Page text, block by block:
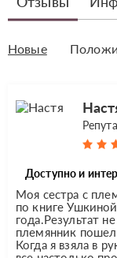
Новые
Доступно и
Моя сестра с
по книге
года.Результат
племянник
Когда я взяла в